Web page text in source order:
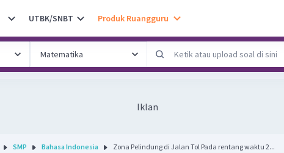
UTBK/SNBT Produk Ruangguru
Iklan
SMP Bahasa Indonesia Zona Pelindung di Jalan Tol Pada rentang waktu 2...